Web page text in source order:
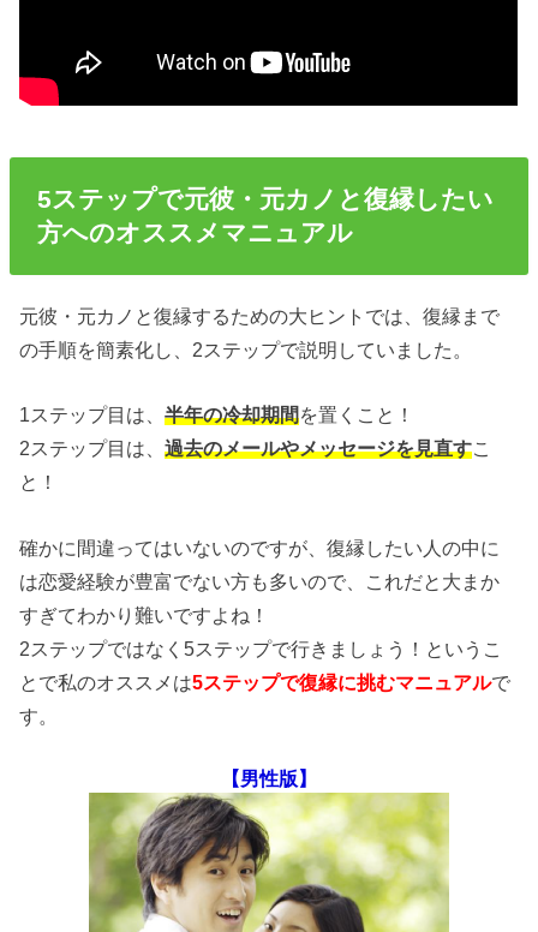
5ステップで元彼・元カノと復縁したい
方へのオススメマニュアル
元彼・元カノと復縁するための大ヒントでは、復縁まで
の手順を簡素化し、2ステップで説明していました。
1ステップ目は、半年の冷却期間を置くこと！
2ステップ目は、過去のメールやメッセージを見直すこ
と！
確かに間違ってはいないのですが、復縁したい人の中に
は恋愛経験が豊富でない方も多いので、これだと大まか
すぎてわかり難いですよね！
2ステップではなく5ステップで行きましょう！というこ
とで私のオススメは5ステップで復縁に挑むマニュアルで
す。
【男性版】